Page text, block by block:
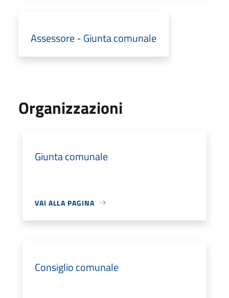
Assessore - Giunta comunale
Organizzazioni
Giunta comunale
VAI ALLA PAGINA
Consiglio comunale